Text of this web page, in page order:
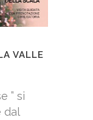
VALLE
” si
dal